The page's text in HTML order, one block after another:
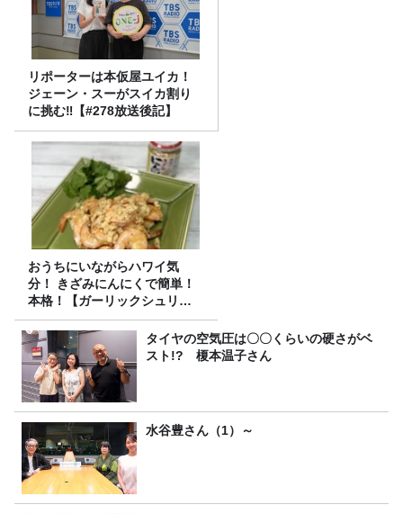
リポーターは本仮屋ユイカ！
ジェーン・スーがスイカ割り
に挑む‼【#278放送後記】
おうちにいながらハワイ気
分！ きざみにんにくで簡単！
本格！【ガーリックシュリン
プ】 桃屋のかんたんレシピ
タイヤの空気圧は〇〇くらいの硬さがベ
スト!? 榎本温子さん
水谷豊さん（1）～